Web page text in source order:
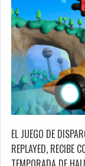
EL JUEGO DE
REPLAYED, RECIBE